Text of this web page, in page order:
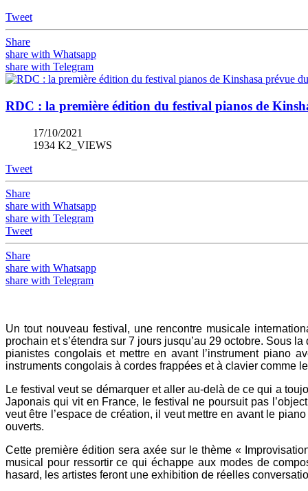
Tweet
Share
share with Whatsapp
share with Telegram
RDC : la première édition du festival pianos de
17/10/2021
1934 K2_VIEWS
Tweet
Share
share with Whatsapp
share with Telegram
Tweet
Share
share with Whatsapp
share with Telegram
Un tout nouveau festival, une rencontre musicale
prochain et s’étendra sur 7 jours jusqu’au 29 octobre. Sous
pianistes congolais et mettre en avant l’instrument piano
instruments congolais à cordes frappées et à clavier comme
Le festival veut se démarquer et aller au-delà de ce qui a
Japonais qui vit en France, le festival ne poursuit pas
veut être l’espace de création, il veut mettre en avant le
ouverts.
Cette première édition sera axée sur le thème «
musical pour ressortir ce qui échappe aux modes de
hasard, les artistes feront une exhibition de réelles